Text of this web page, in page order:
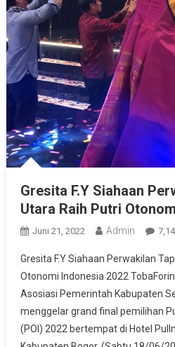
Gresita F.Y Siahaan
Utara Raih Putri
Juni 21, 2022 Admin
Gresita F.Y Siahaan Perwakilan
Otonomi Indonesia 2022
Asosiasi Pemerintah Kabupaten
menggelar grand final pemilihan
(POI) 2022 bertempat di Hotel